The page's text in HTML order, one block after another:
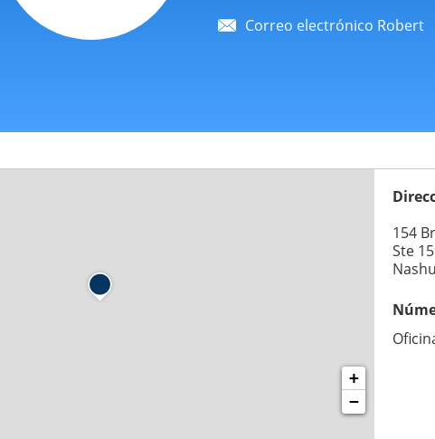
Correo electrónico Robert
+
−
154
Ste